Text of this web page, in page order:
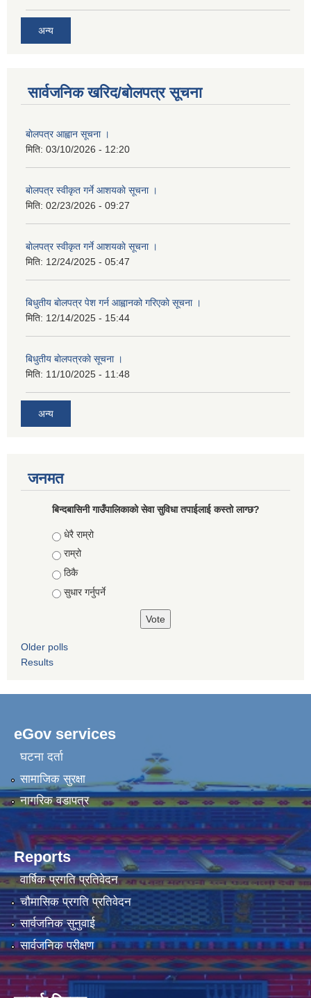
अन्य
सार्वजनिक खरिद/बोलपत्र सूचना
बाेलपत्र आह्वान सूचना ।
मिति: 03/10/2026 - 12:20
बाेलपत्र स्वीकृत गर्ने आशयकाे सूचना ।
मिति: 02/23/2026 - 09:27
बाेलपत्र स्वीकृत गर्ने आशयकाे सूचना ।
मिति: 12/24/2025 - 05:47
बिधुतीय बाेलपत्र पेश गर्न आह्वानको गरिएकाे सूचना ।
मिति: 12/14/2025 - 15:44
बिधुतीय बाेलपत्रकाे सूचना ।
मिति: 11/10/2025 - 11:48
अन्य
जनमत
बिन्दबासिनी गाउँपालिकाको सेवा सुविधा तपाईलाई कस्तो लाग्छ?
Choices
धेरै राम्रो
राम्रो
ठिकै
सुधार गर्नुपर्ने
Older polls
Results
eGov services
घटना दर्ता
सामाजिक सुरक्षा
नागरिक वडापत्र
Reports
वार्षिक प्रगति प्रतिवेदन
चौमासिक प्रगति प्रतिवेदन
सार्वजनिक सुनुवाई
सार्वजनिक परीक्षण